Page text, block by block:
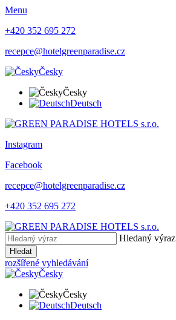
Menu
+420 352 695 272
recepce@hotelgreenparadise.cz
Česky
Česky
Deutsch
Instagram
Facebook
recepce@hotelgreenparadise.cz
+420 352 695 272
Hledaný výraz
Hledat
rozšířené vyhledávání
Česky
Česky
Deutsch